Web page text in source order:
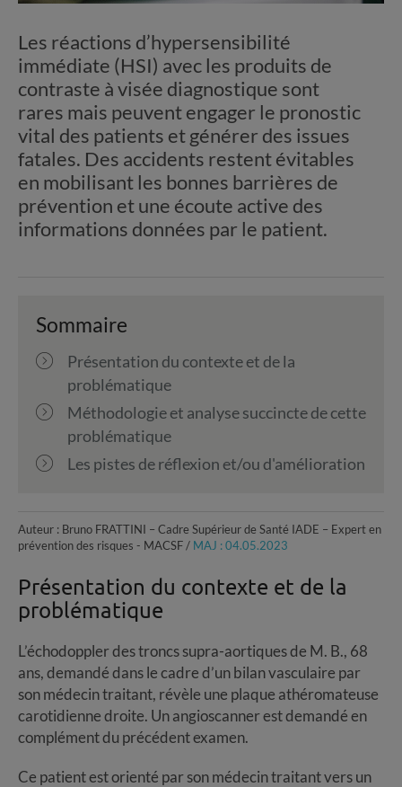
Les réactions d’hypersensibilité
immédiate (HSI) avec les produits de
contraste à visée diagnostique sont
rares mais peuvent engager le pronostic
vital des patients et générer des issues
fatales. Des accidents restent évitables
en mobilisant les bonnes barrières de
prévention et une écoute active des
informations données par le patient.
Sommaire
Présentation du contexte et de la
problématique
Méthodologie et analyse succincte de cette
problématique
Les pistes de réflexion et/ou d'amélioration
Auteur : Bruno FRATTINI – Cadre Supérieur de Santé IADE – Expert en
prévention des risques - MACSF / MAJ : 04.05.2023
Présentation du contexte et de la
problématique
L’échodoppler des troncs supra-aortiques de M. B., 68
ans, demandé dans le cadre d’un bilan vasculaire par
son médecin traitant, révèle une plaque athéromateuse
carotidienne droite. Un angioscanner est demandé en
complément du précédent examen.
Ce patient est orienté par son médecin traitant vers un